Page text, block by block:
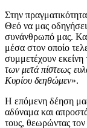
Στην
Θεό να μας
συνάνθρωπό μας.
μέσα στον οποίο
συμμετέχουν εκείνη
των μετά πίστεως
Κυρίου δεηθώμεν».
Η επόμενη δέηση
αδύναμα και
τους, θεωρώντας